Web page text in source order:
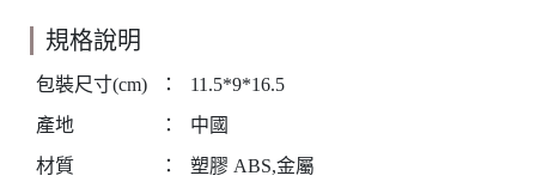
規格說明
包裝尺寸(cm) ：
11.5*9*16.5
產地
：
中國
材質
：
塑膠 ABS,金屬